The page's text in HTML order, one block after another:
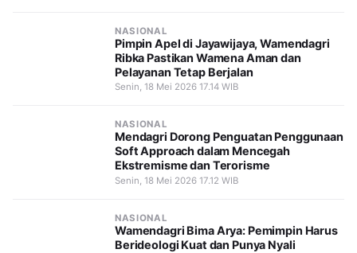
NASIONAL
Pimpin Apel di Jayawijaya, Wamendagri
Ribka Pastikan Wamena Aman dan
Pelayanan Tetap Berjalan
Senin, 18 Mei 2026 17.14 WIB
NASIONAL
Mendagri Dorong Penguatan Penggunaan
Soft Approach dalam Mencegah
Ekstremisme dan Terorisme
Senin, 18 Mei 2026 17.12 WIB
NASIONAL
Wamendagri Bima Arya: Pemimpin Harus
Berideologi Kuat dan Punya Nyali